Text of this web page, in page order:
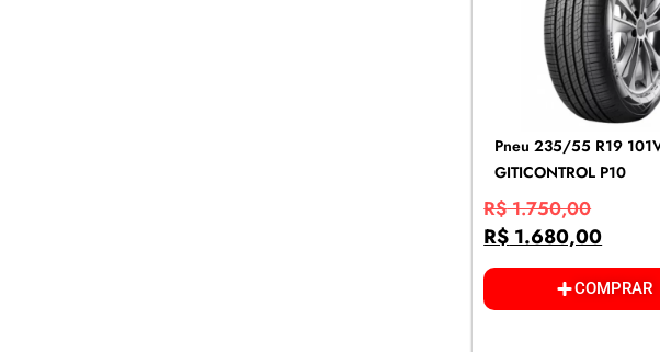
Pneu 235/55 R19
GITICONTROL P10
R$1.750,00
R$ 1.680,00
COMPRAR